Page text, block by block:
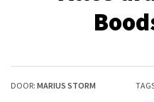
DOOR: MARIUS STORM